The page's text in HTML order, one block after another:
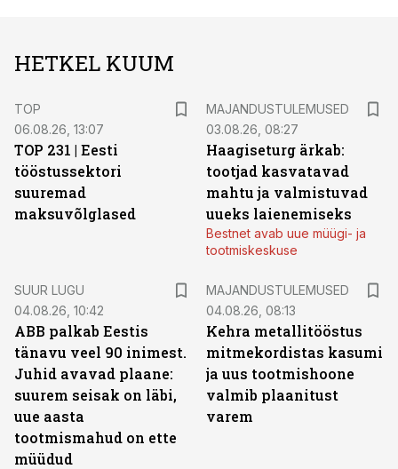
HETKEL KUUM
TOP
06.08.26, 13:07
TOP 231 | Eesti
tööstussektori
suuremad
maksuvõlglased
MAJANDUSTULEMUSED
03.08.26, 08:27
Haagiseturg ärkab:
tootjad kasvatavad
mahtu ja valmistuvad
uueks laienemiseks
Bestnet avab uue müügi- ja
tootmiskeskuse
SUUR LUGU
04.08.26, 10:42
ABB palkab Eestis
tänavu veel 90 inimest.
Juhid avavad plaane:
suurem seisak on läbi,
uue aasta
tootmismahud on ette
müüdud
MAJANDUSTULEMUSED
04.08.26, 08:13
Kehra metallitööstus
mitmekordistas kasumi
ja uus tootmishoone
valmib plaanitust
varem